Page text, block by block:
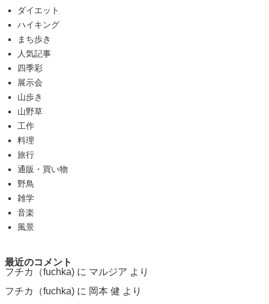
ダイエット
ハイキング
まち歩き
人気記事
四季彩
展示会
山歩き
山野草
工作
料理
旅行
通販・買い物
野鳥
雑学
音楽
風景
最近のコメント
フチカ（fuchka) に マルジア より
フチカ（fuchka) に 岡本 健 より